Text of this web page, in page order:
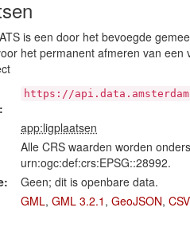
is een door het bevoegde
het permanent afmeren van
https://
app:ligplaatsen
Alle CRS waarden worden
urn:ogc:def:crs:EPSG::28992.
Geen; dit is openbare data.
GML, GML 3.2.1 , GeoJSON, CSV